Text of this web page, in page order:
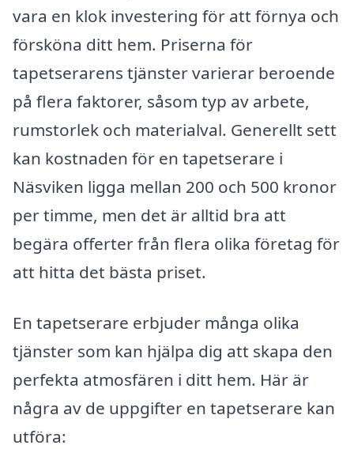
vara en klok investering för att förnya och
försköna ditt hem. Priserna för
tapetserarens tjänster varierar beroende
på flera faktorer, såsom typ av arbete,
rumstorlek och materialval. Generellt sett
kan kostnaden för en tapetserare i
Näsviken ligga mellan 200 och 500 kronor
per timme, men det är alltid bra att
begära offerter från flera olika företag för
att hitta det bästa priset.
En tapetserare erbjuder många olika
tjänster som kan hjälpa dig att skapa den
perfekta atmosfären i ditt hem. Här är
några av de uppgifter en tapetserare kan
utföra: